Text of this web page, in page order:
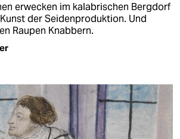
erwecken im kalabrischen Bergdorf
der Seidenproduktion. Und
Raupen Knabbern.